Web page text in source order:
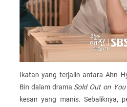
Ikatan yang terjalin antara Ahn
Bin dalam drama Sold Out on You
kesan yang manis. Sebaliknya,